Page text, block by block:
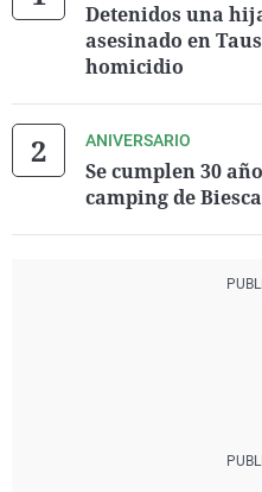
Detenidos una
asesinado en
homicidio
ANIVERSARIO
Se cumplen 30
camping de